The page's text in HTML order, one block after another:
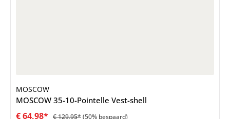
MOSCOW
MOSCOW 35-10-Pointelle Vest-shell
€ 64,98* € 129,95*(50% bespaard)